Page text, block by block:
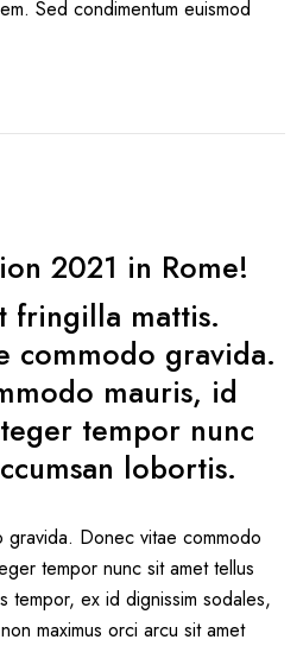
Sed condimentum euismod
2021 in Rome!
fringilla mattis.
commodo gravida.
mauris, id
tempor nunc
lobortis.
Donec vitae commodo
tempor nunc sit amet tellus
tempor, ex id dignissim sodales,
maximus orci arcu sit amet